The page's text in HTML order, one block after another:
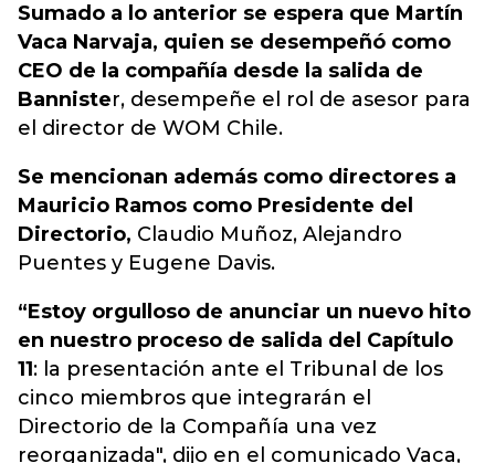
Sumado a lo anterior se espera que Martín
Vaca Narvaja, quien se desempeñó como
CEO de la compañía desde la salida de
Bannister, desempeñe el rol de asesor para
el director de WOM Chile.
Se mencionan además como directores a
Mauricio Ramos como Presidente del
Directorio, Claudio Muñoz, Alejandro
Puentes y Eugene Davis.
“Estoy orgulloso de anunciar un nuevo hito
en nuestro proceso de salida del Capítulo
11: la presentación ante el Tribunal de los
cinco miembros que integrarán el
Directorio de la Compañía una vez
reorganizada", dijo en el comunicado Vaca,